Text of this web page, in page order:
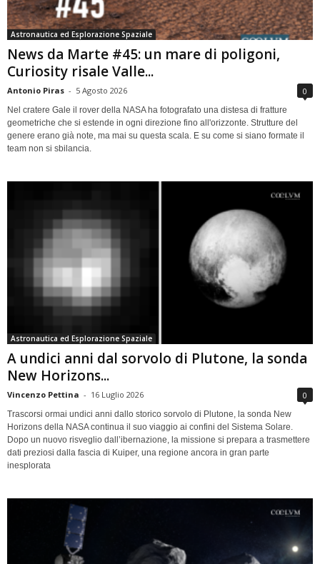
Astronautica ed Esplorazione Spaziale
News da Marte #45: un mare di poligoni,
Curiosity risale Valle...
Antonio Piras - 5 Agosto 2026 0
Nel cratere Gale il rover della NASA ha fotografato una distesa di fratture
geometriche che si estende in ogni direzione fino all'orizzonte. Strutture del
genere erano già note, ma mai su questa scala. E su come si siano formate il
team non si sbilancia.
Astronautica ed Esplorazione Spaziale
A undici anni dal sorvolo di Plutone, la sonda
New Horizons...
Vincenzo Pettina - 16 Luglio 2026 0
Trascorsi ormai undici anni dallo storico sorvolo di Plutone, la sonda New
Horizons della NASA continua il suo viaggio ai confini del Sistema Solare.
Dopo un nuovo risveglio dall’ibernazione, la missione si prepara a trasmettere
dati preziosi dalla fascia di Kuiper, una regione ancora in gran parte
inesplorata